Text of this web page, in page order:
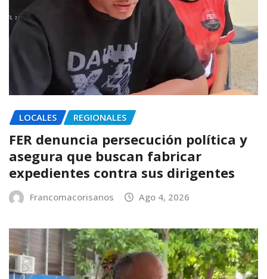
LOCALES REGIONALES
FER denuncia persecución política y
asegura que buscan fabricar
expedientes contra sus dirigentes
Francomacorisanos Ago 4, 2026